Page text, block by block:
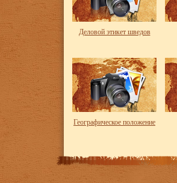
Деловой этикет шведов
Географическое положение